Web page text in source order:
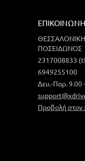
ΠΟΣΕΙΔΩΝΟΣ
2317008833
6949255100
Δευ.-Παρ. 9.00
Προβολή στον